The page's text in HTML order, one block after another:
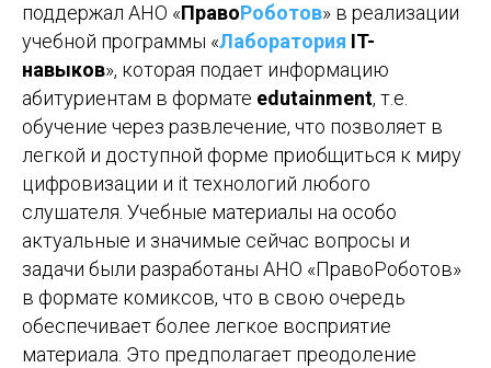
поддержал АНО «ПравоРоботов» в реализации
учебной программы «Лаборатория IT-
навыков», которая подает информацию
абитуриентам в формате edutainment, т.е.
обучение через развлечение, что позволяет в
легкой и доступной форме приобщиться к миру
цифровизации и it технологий любого
слушателя. Учебные материалы на особо
актуальные и значимые сейчас вопросы и
задачи были разработаны АНО «ПравоРоботов»
в формате комиксов, что в свою очередь
обеспечивает более легкое восприятие
материала. Это предполагает преодоление